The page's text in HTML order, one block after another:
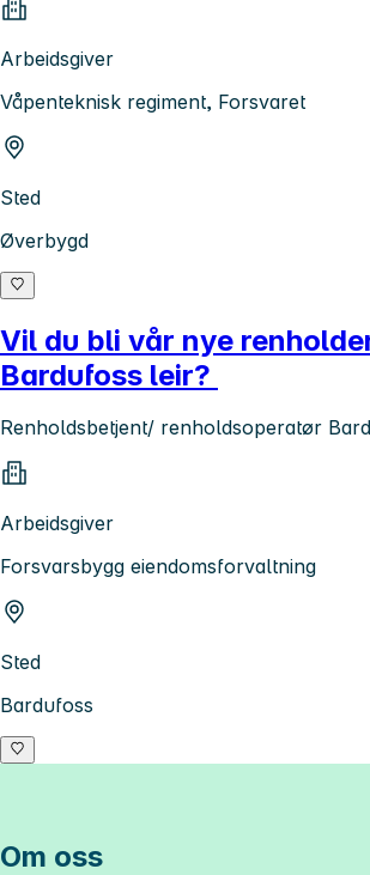
Arbeidsgiver
Våpenteknisk regiment, Forsvaret
Sted
Øverbygd
Vil du bli vår nye
Bardufoss leir?
Renholdsbetjent/ renholdsoperatør
Arbeidsgiver
Forsvarsbygg eiendomsforvaltning
Sted
Bardufoss
Om oss